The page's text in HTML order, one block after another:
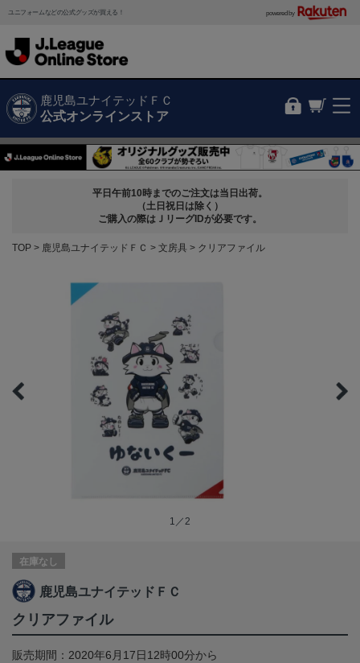
ユニフォームなどの公式グッズが買える！ powered by
鹿児島ユナイテッドＦＣ
公式オンラインストア
平日午前10時までのご注文は当日出荷。
（土日祝日は除く）
ご購入の際はＪリーグIDが必要です。
TOP 鹿児島ユナイテッドＦＣ 文房具 クリアファイル
1／2
在庫なし
鹿児島ユナイテッドＦＣ
クリアファイル
販売期間：2020年6月17日12時00分から